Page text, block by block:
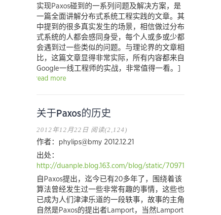
实现Paxos碰到的一系列问题及解决方案，是
一篇全面讲解分布式系统工程实践的文章。其
中提到的很多真实发生的场景，相信做过分布
式系统的人都会感同身受，每个人或多或少都
会遇到过一些类似的问题。与理论界的文章相
比，这篇文章显得非常实际，所有内容都来自
Google一线工程师的实战，非常值得一看。]
read more
关于Paxos的历史
2012年12月22日 阅读(2,124)
作者：phylips@bmy 2012.12.21
出处：
http://duanple.blog.163.com/blog/static/
自Paxos提出，迄今已有20多年了，围绕着该
算法曾经发生过一些非常有趣的事情，这些也
已成为人们津津乐道的一段轶事，故事的主角
自然是Paxos的提出者Lamport，当然Lamport